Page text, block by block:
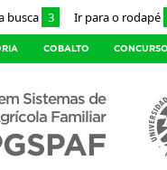
busca 3 Ir para o rodapé
COBALTO
Sistemas de
Familiar